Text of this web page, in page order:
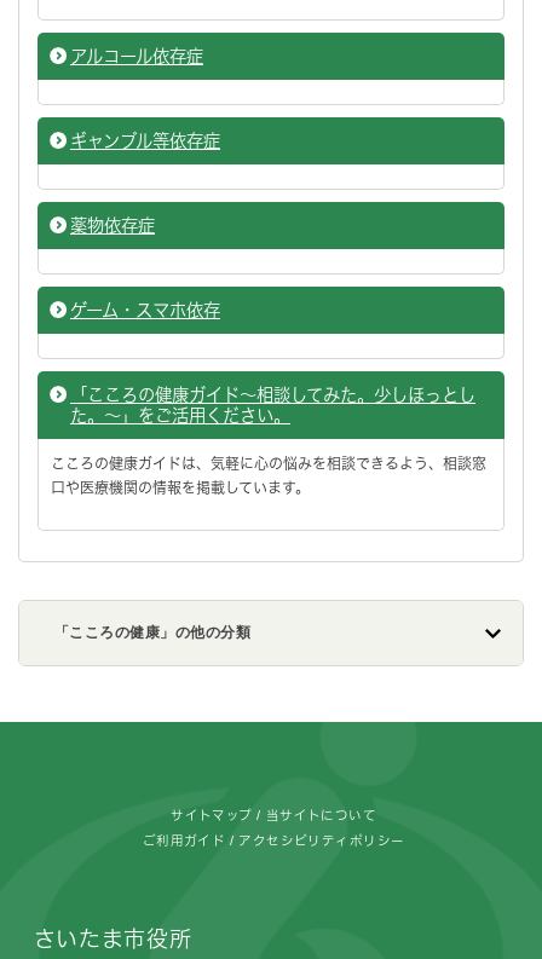
アルコール依存症
ギャンブル等依存症
薬物依存症
ゲーム・スマホ依存
「こころの健康ガイド～相談してみた。少しほっとし
た。～」をご活用ください。
こころの健康ガイドは、気軽に心の悩みを相談できるよう、相談窓
口や医療機関の情報を掲載しています。
「こころの健康」の他の分類
サイトマップ 当サイトについて
ご利用ガイド アクセシビリティポリシー
さいたま市役所